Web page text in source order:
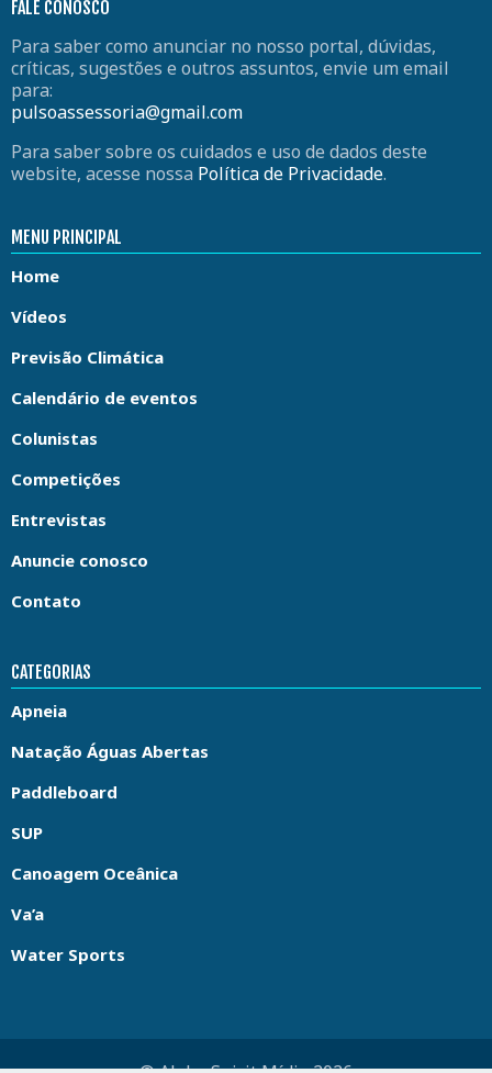
FALE CONOSCO
Para saber como anunciar no nosso portal, dúvidas,
críticas, sugestões e outros assuntos, envie um email
para:
pulsoassessoria@gmail.com
Para saber sobre os cuidados e uso de dados deste
website, acesse nossa Política de Privacidade.
MENU PRINCIPAL
Home
Vídeos
Previsão Climática
Calendário de eventos
Colunistas
Competições
Entrevistas
Anuncie conosco
Contato
CATEGORIAS
Apneia
Natação Águas Abertas
Paddleboard
SUP
Canoagem Oceânica
Va’a
Water Sports